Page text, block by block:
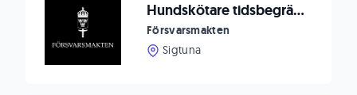
Hundskötare tidsbegränsat (75%) till Försvarsmaktens Hundtjänstenhet
Försvarsmakten
Sigtuna